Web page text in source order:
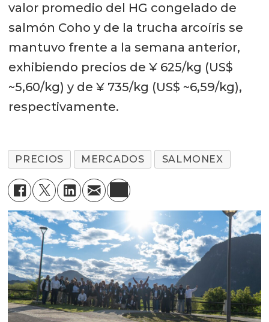
valor promedio del HG congelado de
salmón Coho y de la trucha arcoíris se
mantuvo frente a la semana anterior,
exhibiendo precios de ¥ 625/kg (US$
~5,60/kg) y de ¥ 735/kg (US$ ~6,59/kg),
respectivamente.
PRECIOS MERCADOS SALMONEX